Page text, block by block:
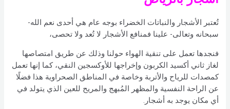
تُعتبر الأشجار والنباتات الخضراء بوجه عام هي أحدى نعم الله-
سبحانه وتعالى- علينا فمنافع الأشجار لا تُعد ولا تحصى،
فنجدها تعمل على تنقية الهواء حولنا وذلك عن طريق امتصاصها
لغاز ثاني أكسيد الكربون وإخراجها للأوكسجين النقي، كما إنها تعمل
كمصدات للرياح والأتربة وخاصة في المناطق الصحراوية هذا فضلًا
عن الراحة النفسية والمظهر المُبهج والمريح للعين الذي يتولد في
أي مكان يوجد به أشجار.